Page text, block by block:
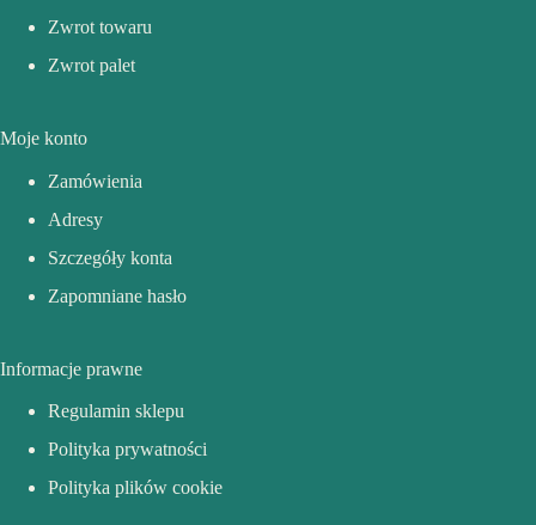
Zwrot towaru
Zwrot palet
Moje konto
Zamówienia
Adresy
Szczegóły konta
Zapomniane hasło
Informacje prawne
Regulamin sklepu
Polityka prywatności
Polityka plików cookie